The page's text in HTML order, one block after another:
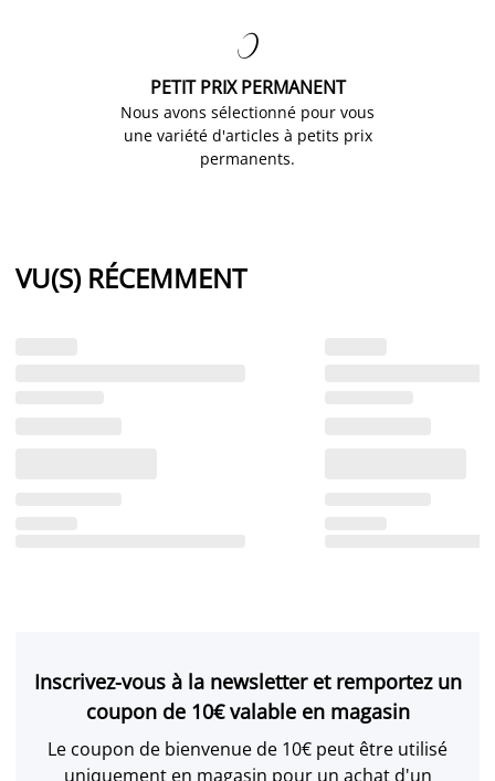

PETIT PRIX PERMANENT
Nous avons sélectionné pour vous
une variété d'articles à petits prix
permanents.
VU(S) RÉCEMMENT
Inscrivez-vous à la newsletter et remportez un
coupon de 10€ valable en magasin
Le coupon de bienvenue de 10€ peut être utilisé
uniquement en magasin pour un achat d'un